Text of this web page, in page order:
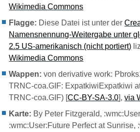
Wikimedia Commons
Flagge: Diese Datei ist unter der
Namensnennung-Weitergabe unter
2.5 US-amerikanisch (nicht portiert)
Wikimedia Commons
Wappen: von derivative work:
TRNC-coa.GIF: ExpatkiwiExpatkiwi
TRNC-coa.GIF) [CC-BY-SA-3.0],via
Karte: By Peter Fitzgerald,
:wmc:User:Future Perfect at Sunrise,